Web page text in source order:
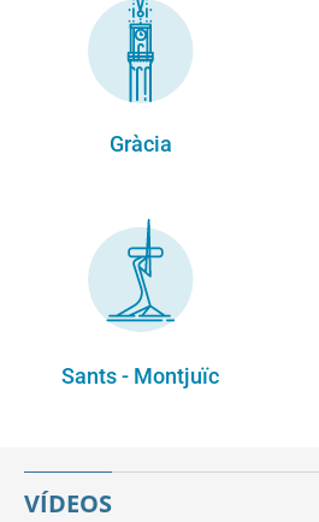
Gràcia
Sants - Montjuïc
VÍDEOS